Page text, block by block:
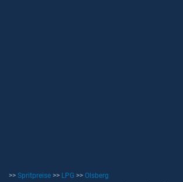
>> Spritpreise >> LPG >> Olsberg